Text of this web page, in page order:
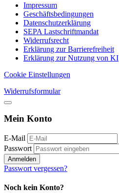
Impressum
Geschäftsbedingungen
Datenschutzerklärung
SEPA Lastschriftmandat
Widerrufsrecht
Erklärung zur Barrierefreiheit
Erklärung zur Nutzung von KI
Cookie Einstellungen
Widerrufsformular
Mein Konto
E-Mail
Passwort
Anmelden
Passwort vergessen?
Noch kein Konto?